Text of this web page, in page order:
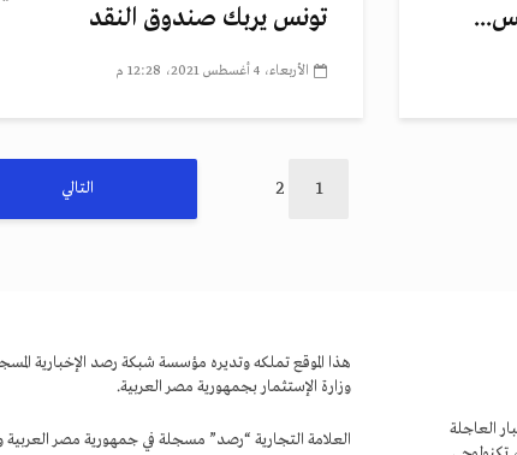
تونس يربك صندوق النقد
الأربعاء، 4 أغسطس 2021، 12:28 م
1
2 التالي
العاجلة
هذا الموقع تملكه وتديره مؤسسة شبكة رصد الإخبارية
وزارة الإستثمار بجمهورية مصر العربية.
العلامة التجارية “رصد” مسجلة في جمهورية مصر العربية